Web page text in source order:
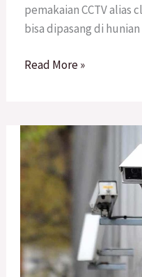
pemakaian CCTV
bisa dipasang di hunian
Read More »